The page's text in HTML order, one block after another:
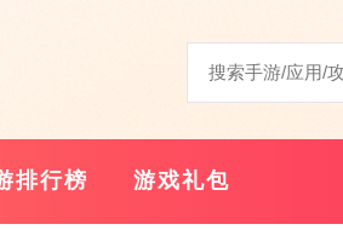
排行榜 游戏礼包